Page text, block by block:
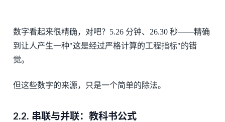
数字看起来很精确，对吧？5.26 分钟、26.30 秒——精确
到让人产生一种"这是经过严格计算的工程指标"的错
觉。
但这些数字的来源，只是一个简单的除法。
2.2. 串联与并联：教科书公式